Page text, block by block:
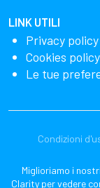
LINK UTILI
Privacy policy
Cookies policy
Le tue
Condizioni
Miglioriamo i
Clarity per vedere